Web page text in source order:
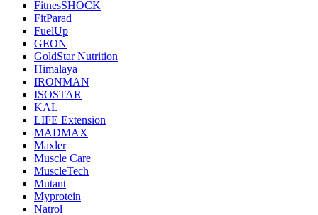
FitnesSHOCK
FitParad
FuelUp
GEON
GoldStar Nutrition
Himalaya
IRONMAN
ISOSTAR
KAL
LIFE Extension
MADMAX
Maxler
Muscle Care
MuscleTech
Mutant
Myprotein
Natrol